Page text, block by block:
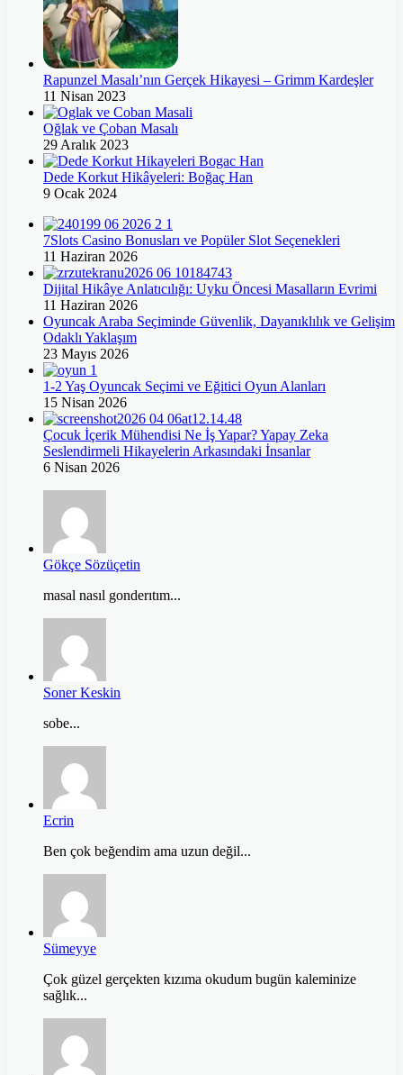
Rapunzel Masalı’nın Gerçek Hikayesi – Grimm Kardeşler
11 Nisan 2023
Oğlak ve Çoban Masalı
29 Aralık 2023
Dede Korkut Hikâyeleri: Boğaç Han
9 Ocak 2024
7Slots Casino Bonusları ve Popüler Slot Seçenekleri
11 Haziran 2026
Dijital Hikâye Anlatıcılığı: Uyku Öncesi Masalların Evrimi
11 Haziran 2026
Oyuncak Araba Seçiminde Güvenlik, Dayanıklılık ve Gelişim
Odaklı Yaklaşım
23 Mayıs 2026
1-2 Yaş Oyuncak Seçimi ve Eğitici Oyun Alanları
15 Nisan 2026
Çocuk İçerik Mühendisi Ne İş Yapar? Yapay Zeka
Seslendirmeli Hikayelerin Arkasındaki İnsanlar
6 Nisan 2026
Gökçe Sözüçetin
masal nasıl gonderıtım...
Soner Keskin
sobe...
Ecrin
Ben çok beğendim ama uzun değil...
Sümeyye
Çok güzel gerçekten kızıma okudum bugün kaleminize
sağlık...